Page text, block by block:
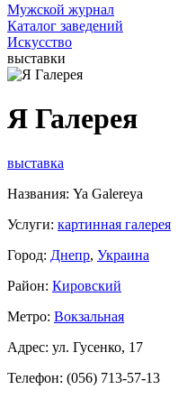
Мужской журнал
Каталог заведений
Искусство
выставки
Я Галерея
выставка
Названия: Ya Galereya
Услуги: картинная галерея
Город: Днепр, Украина
Район: Кировский
Метро: Вокзальная
Адрес: ул. Гусенко, 17
Телефон: (056) 713-57-13